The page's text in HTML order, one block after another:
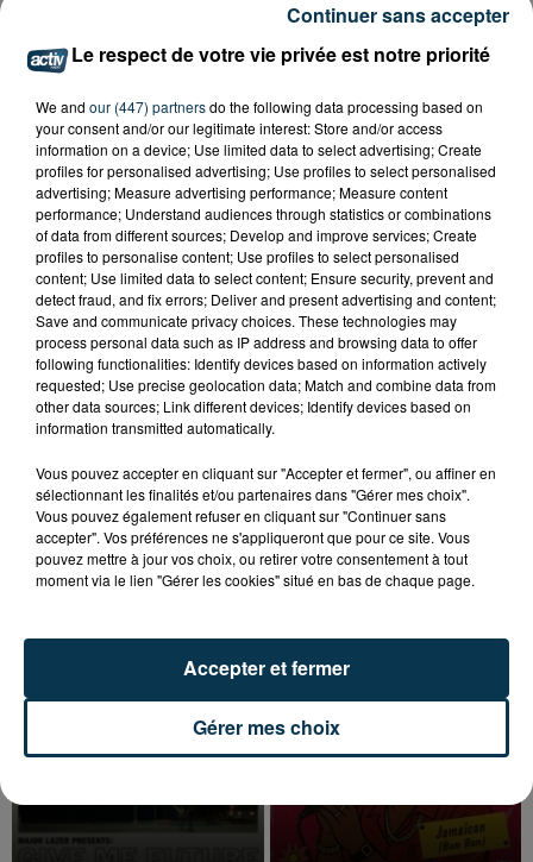
TITRES DIFFUSÉS
4h19
4h19
Le respect de votre vie privée est notre priorité
We and our (447) partnersdo the following data processing based on
your consent and/or our legitimate interest: Store and/or access
information on a device; Use limited data to select advertising; Create
profiles for personalised advertising; Use profiles to select personalised
advertising; Measure advertising performance; Measure content
performance; Understand audiences through statistics or combinations
of data from different sources; Develop and improve services; Create
profiles to personalise content; Use profiles to select personalised
content; Use limited data to select content; Ensure security, prevent and
detect fraud, and fix errors; Deliver and present advertising and content;
Save and communicate privacy choices. These technologies may
process personal data such as IP address and browsing data to offer
following functionalities: Identify devices based on information actively
requested; Use precise geolocation data; Match and combine data from
other data sources; Link different devices; Identify devices based on
information transmitted automatically.
Vous pouvez accepter en cliquant sur "Accepter et fermer", ou affiner en
sélectionnant les finalités et/ou partenaires dans "Gérer mes choix".
Vous pouvez également refuser en cliquant sur "Continuer sans
accepter". Vos préférences ne s'appliqueront que pour ce site. Vous
pouvez mettre à jour vos choix, ou retirer votre consentement à tout
moment via le lien "Gérer les cookies" situé en bas de chaque page.
Gérer mes choix
Accepter et fermer
Continuer sans accepter